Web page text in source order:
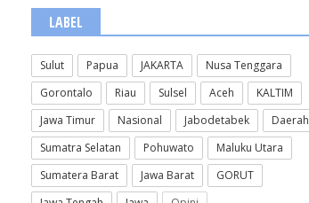
LABEL
Sulut Papua JAKARTA
Nusa Tenggara
Gorontalo
Riau Sulsel Aceh
KALTIM
Jawa Timur
Nasional Jabodetabek
Daerah
Sumatra Selatan
Pohuwato
Maluku Utara
Sumatera Barat
Jawa Barat
GORUT